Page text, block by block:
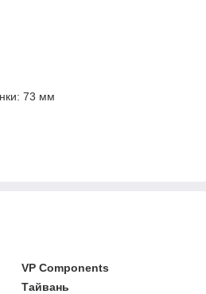
73 мм
VP Components
Тайвань